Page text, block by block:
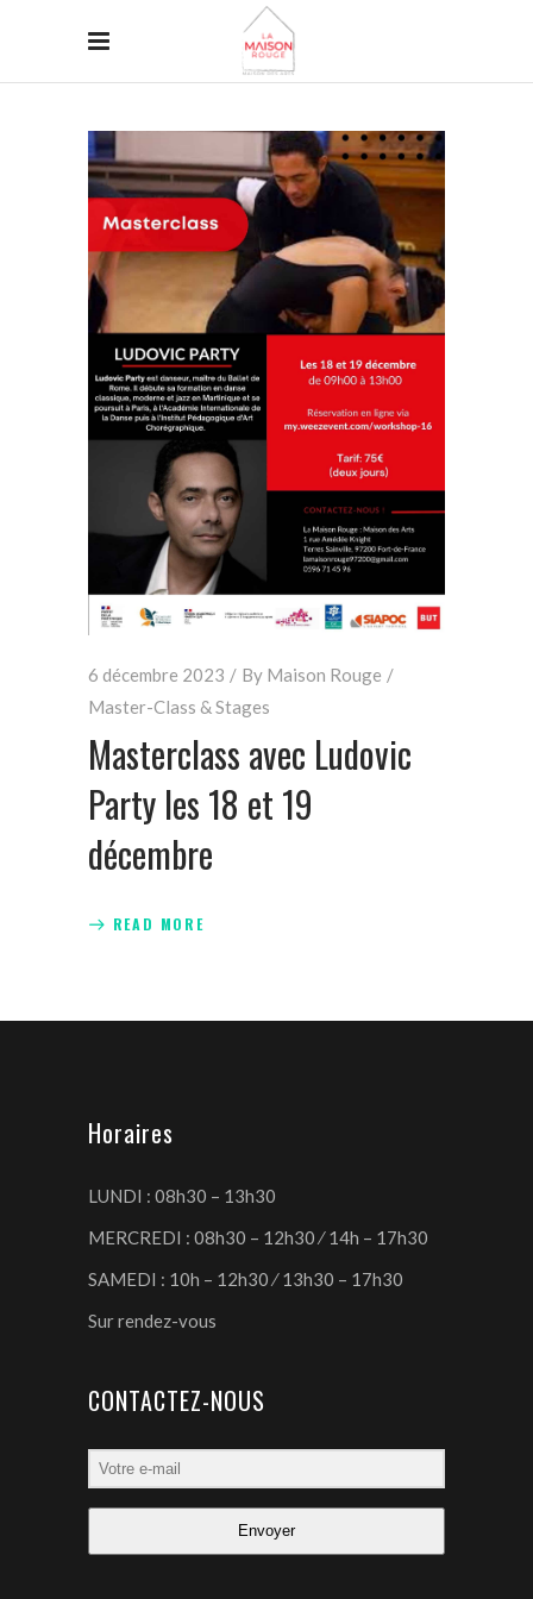
6 décembre 2023 By Maison Rouge
Master-Class & Stages
Masterclass avec Ludovic
Party les 18 et 19
décembre
READ MORE
Horaires
LUNDI : 08h30 – 13h30
MERCREDI : 08h30 – 12h30 ⁄ 14h – 17h30
SAMEDI : 10h – 12h30 ⁄ 13h30 – 17h30
Sur rendez-vous
CONTACTEZ-NOUS
Envoyer